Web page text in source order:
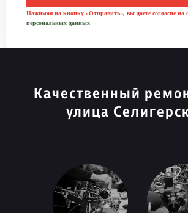
Нажимая на кнопку «Отправить», вы даете согласие на
персональных данных
Качественный
улица